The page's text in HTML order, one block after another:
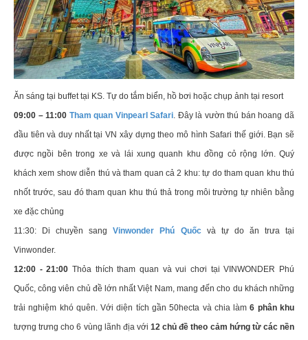
Ăn sáng tại buffet tại KS. Tự do tắm biển, hồ bơi hoặc chụp ảnh tại resort
09:00 – 11:00 Tham quan Vinpearl Safari . Đây là vườn thú bán hoang dã
đầu tiên và duy nhất tại VN xây dựng theo mô hình Safari thế giới. Bạn sẽ
được ngồi bên trong xe và lái xung quanh khu đồng cỏ rộng lớn. Quý
khách xem show diễn thú và tham quan cả 2 khu: tự do tham quan khu thú
nhốt trước, sau đó tham quan khu thú thả trong môi trường tự nhiên bằng
xe đặc chủng
11:30: Di chuyền sangVinwonder Phú Quốcvà tự do ăn trưa tại
Vinwonder.
12:00 - 21:00 Thỏa thích tham quan và vui chơi tại VINWONDER Phú
Quốc, công viên chủ đề lớn nhất Việt Nam, mang đến cho du khách những
trải nghiệm khó quên. Với diện tích gần 50hecta và chia làm6 phân khu
tượng trưng cho 6 vùng lãnh địa với 12 chủ đề theo cảm hứng từ các nền